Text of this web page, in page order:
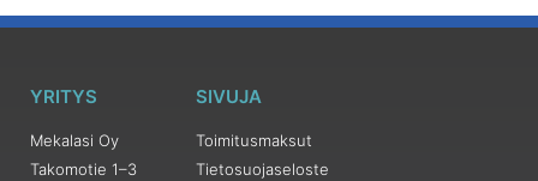
YRITYS
Mekalasi Oy
Takomotie 1–3
SIVUJA
Toimitusmaksut
Tietosuojaseloste